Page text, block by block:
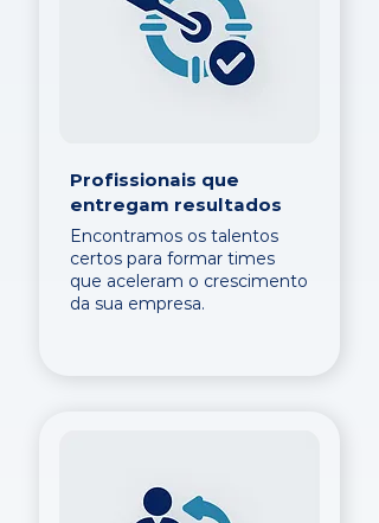
Profissionais que
entregam resultados
Encontramos os talentos
certos para formar times
que aceleram o crescimento
da sua empresa.